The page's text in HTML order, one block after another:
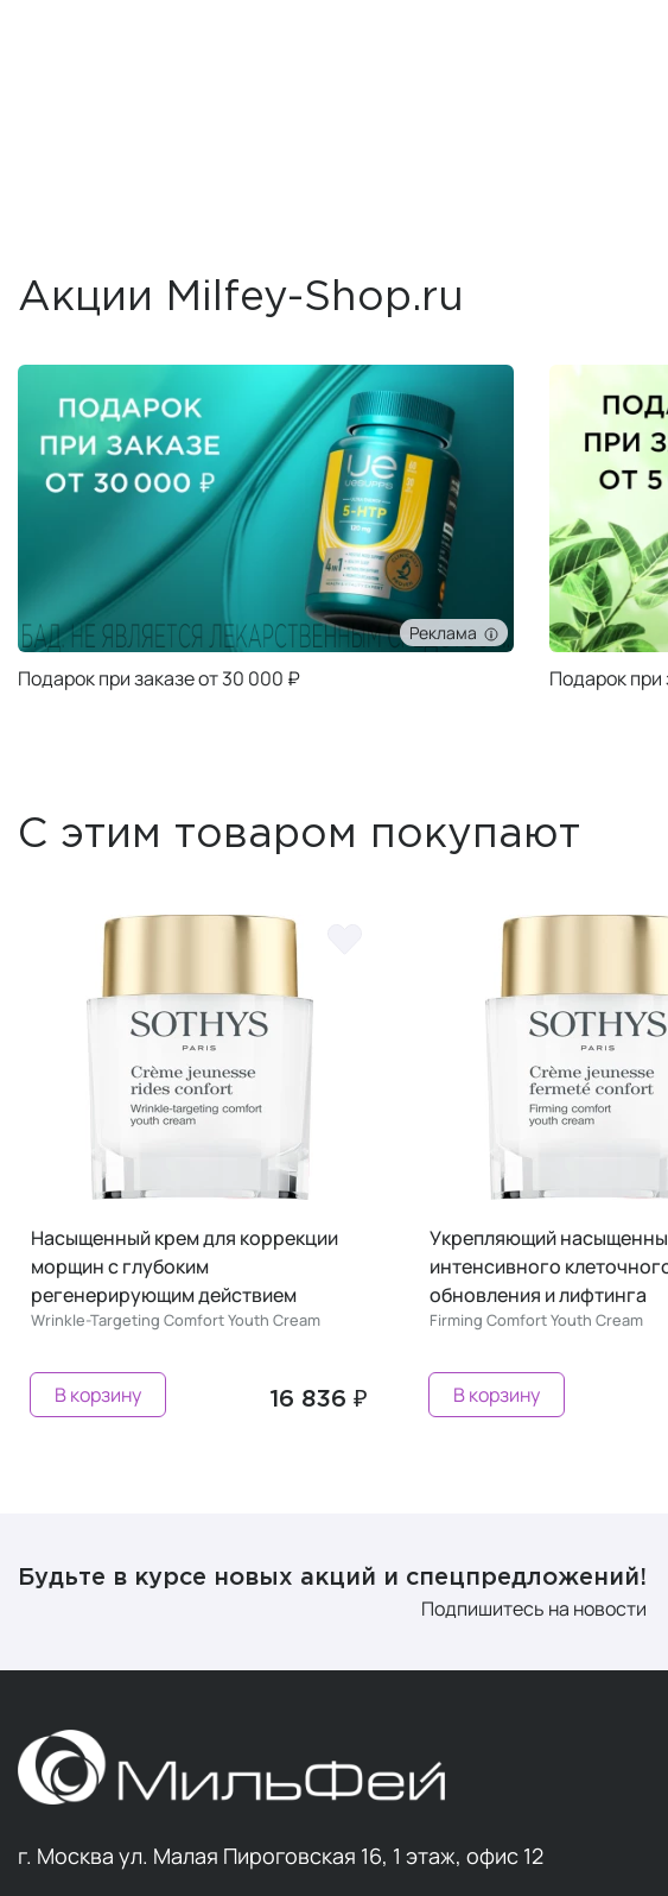
Акции Milfey-Shop.ru
Реклама
Подарок при заказе от 30 000 ₽ Подарок при
С этим товаром покупают
Укрепляющий насыщенный крем для
интенсивного клеточного
обновления и лифтинга
Firming Comfort Youth Cream
16 836 ₽
В корзину
Реструктурирующий
быстрого
гомеостаза и укрепления
иммунитета
В корзину
Будьте в курсе новых акций и спецпредложений!
Подпишитесь на новости
г. Москва ул. Малая Пироговская 16, 1 этаж, офис 12